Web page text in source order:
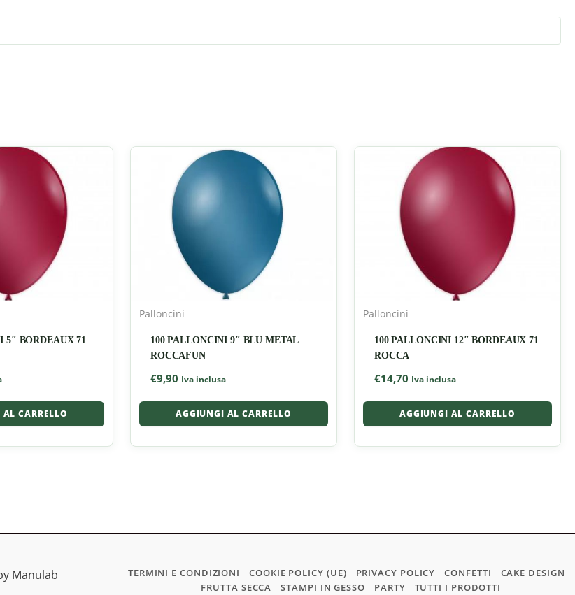
5″ BORDEAUX 71
CARRELLO
Palloncini
100 PALLONCINI 9″ BLU METAL
ROCCAFUN
€9,90 Iva inclusa
AGGIUNGI AL CARRELLO
Palloncini
100 PALLONCINI 12″ BORDEAUX 71
ROCCA
€14,70 Iva inclusa
AGGIUNGI AL CARRELLO
Manulab TERMINI E CONDIZIONI COOKIE POLICY (UE) PRIVACY POLICY CONFETTI
CAKE DESIGN
FRUTTA SECCA
STAMPI IN GESSO PARTY TUTTI I PRODOTTI